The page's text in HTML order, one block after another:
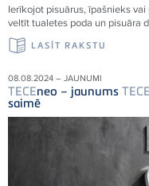
Ierīkojot pisuārus, īpašnieks
veltīt tualetes poda un pisuāra
LASĪT RAKSTU
08.08.2024 – JAUNUMI
TECEneo – jaunums TECE
saimē